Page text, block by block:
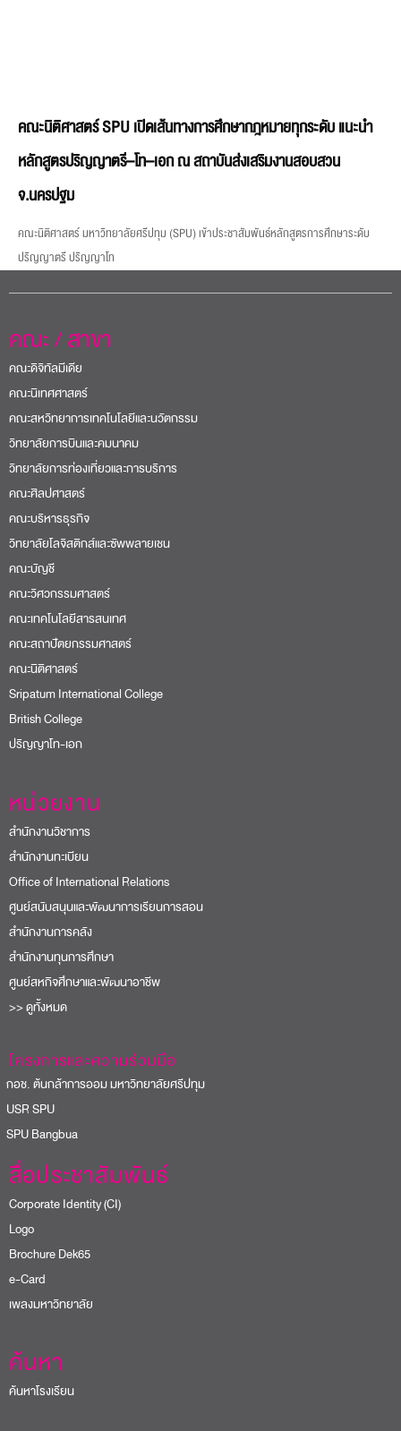
คณะนิติศาสตร์ SPU เปิดเส้นทางการศึกษากฎหมายทุกระดับ แนะนำ
หลักสูตรปริญญาตรี–โท–เอก ณ สถาบันส่งเสริมงานสอบสวน
จ.นครปฐม
คณะนิติศาสตร์ มหาวิทยาลัยศรีปทุม (SPU) เข้าประชาสัมพันธ์หลักสูตรการศึกษาระดับ
ปริญญาตรี ปริญญาโท
คณะ / สาขา
คณะดิจิทัลมีเดีย
คณะนิเทศศาสตร์
คณะสหวิทยาการเทคโนโลยีและนวัตกรรม
วิทยาลัยการบินและคมนาคม
วิทยาลัยการท่องเที่ยวและการบริการ
คณะศิลปศาสตร์
คณะบริหารธุรกิจ
วิทยาลัยโลจิสติกส์และซัพพลายเชน
คณะบัญชี
คณะวิศวกรรมศาสตร์
คณะเทคโนโลยีสารสนเทศ
คณะสถาปัตยกรรมศาสตร์
คณะนิติศาสตร์
Sripatum International College
British College
ปริญญาโท-เอก
หน่วยงาน
สำนักงานวิชาการ
สำนักงานทะเบียน
Office of International Relations
ศูนย์สนับสนุนและพัฒนาการเรียนการสอน
สำนักงานการคลัง
สำนักงานทุนการศึกษา
ศูนย์สหกิจศึกษาและพัฒนาอาชีพ
>> ดูทั้งหมด
โครงการและความร่วมมือ
ช. ต้นกล้าการออม มหาวิทยาลัยศรีปทุม
SPU
Bangbua
สื่อประชาสัมพันธ์
Corporate Identity (CI)
Logo
Brochure Dek65
e-Card
เพลงมหาวิทยาลัย
ค้นหา
ค้นหาโรงเรียน